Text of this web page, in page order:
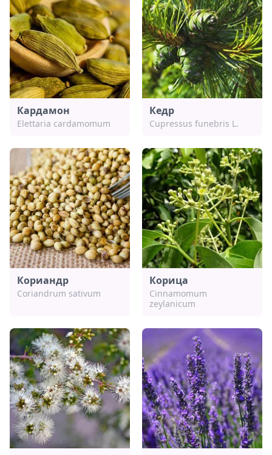
Кардамон
Elettaria cardamomum
Кедр
Cupressus funebris L.
Кориандр
Coriandrum sativum
Корица
Cinnamomum
zeylanicum